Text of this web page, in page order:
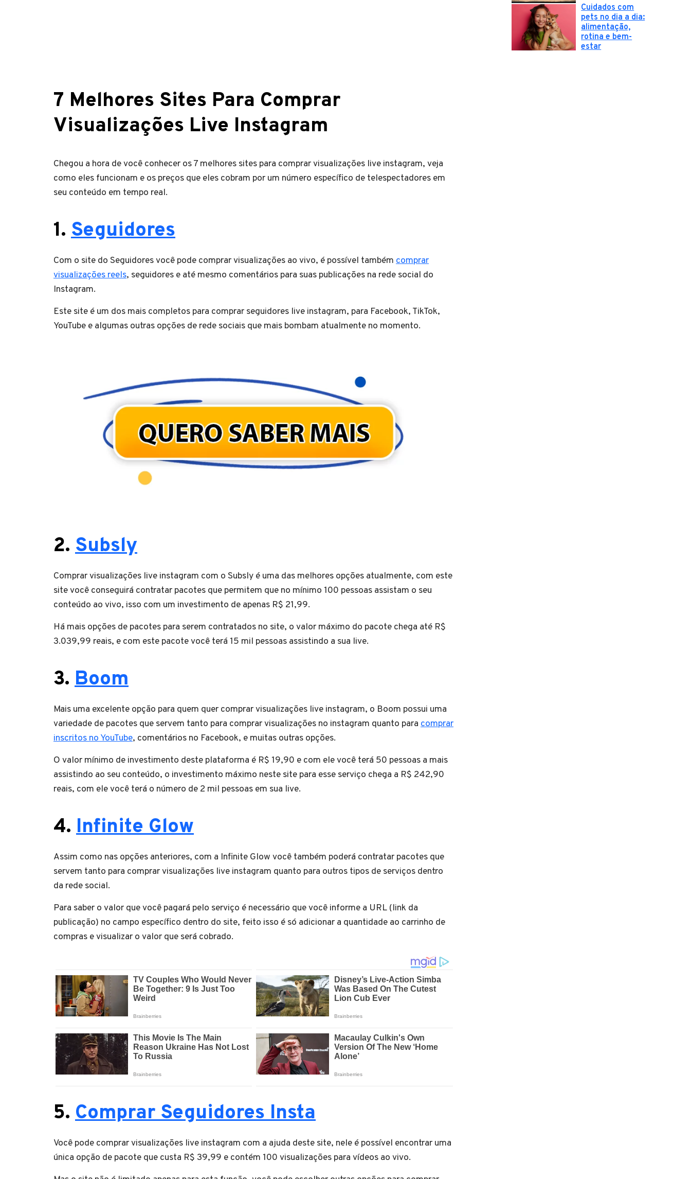
7 Melhores Sites Para Comprar
Visualizações Live Instagram
Chegou a hora de você conhecer os 7 melhores sites para comprar visualizações live instagram, veja
como eles funcionam e os preços que eles cobram por um número específico de telespectadores em
seu conteúdo em tempo real.
1. Seguidores
Com o site do Seguidores você pode comprar visualizações ao vivo, é possível também comprar
visualizações reels, seguidores e até mesmo comentários para suas publicações na rede social do
Instagram.
Este site é um dos mais completos para comprar seguidores live instagram, para Facebook, TikTok,
YouTube e algumas outras opções de rede sociais que mais bombam atualmente no momento.
2. Subsly
Comprar visualizações live instagram com o Subsly é uma das melhores opções atualmente, com este
site você conseguirá contratar pacotes que permitem que no mínimo 100 pessoas assistam o seu
conteúdo ao vivo, isso com um investimento de apenas R$ 21,99.
Há mais opções de pacotes para serem contratados no site, o valor máximo do pacote chega até R$
3.039,99 reais, e com este pacote você terá 15 mil pessoas assistindo a sua live.
3. Boom
Mais uma excelente opção para quem quer comprar visualizações live instagram, o Boom possui uma
variedade de pacotes que servem tanto para comprar visualizações no instagram quanto para comprar
inscritos no YouTube, comentários no Facebook, e muitas outras opções.
O valor mínimo de investimento deste plataforma é R$ 19,90 e com ele você terá 50 pessoas a mais
assistindo ao seu conteúdo, o investimento máximo neste site para esse serviço chega a R$ 242,90
reais, com ele você terá o número de 2 mil pessoas em sua live.
4. Infinite Glow
Assim como nas opções anteriores, com a Infinite Glow você também poderá contratar pacotes que
servem tanto para comprar visualizações live instagram quanto para outros tipos de serviços dentro
da rede social.
Para saber o valor que você pagará pelo serviço é necessário que você informe a URL (link da
publicação) no campo específico dentro do site, feito isso é só adicionar a quantidade ao carrinho de
compras e visualizar o valor que será cobrado.
5. Comprar Seguidores Insta
Você pode comprar visualizações live instagram com a ajuda deste site, nele é possível encontrar uma
única opção de pacote que custa R$ 39,99 e contém 100 visualizações para vídeos ao vivo.
Cuidados com
pets no dia a dia:
alimentação,
rotina e bem-
estar